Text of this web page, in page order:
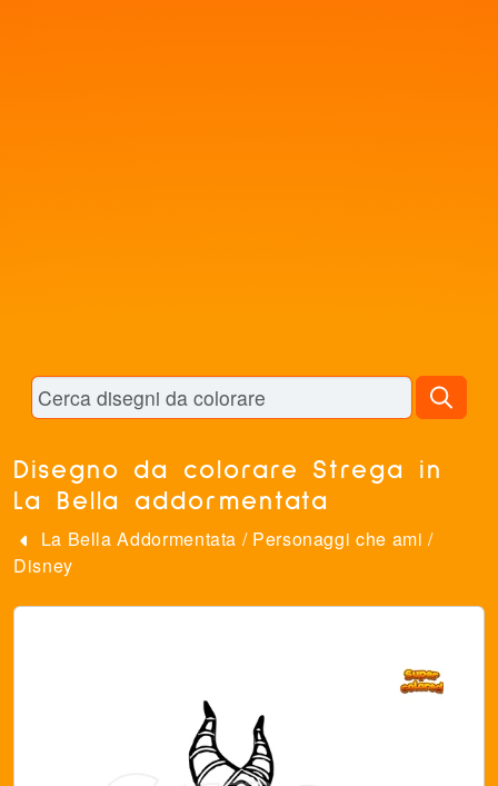
Disegno da colorare Strega in
La Bella addormentata
La Bella Addormentata / Personaggi che ami /
Disney